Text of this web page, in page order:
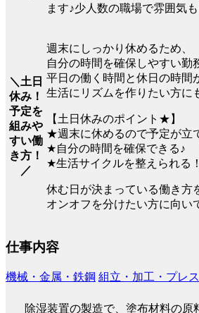
ます♪少人数の職場で雰囲気も
＼土日
休み！
予定を
組みや
すい働
き方！
／
週末にしっかり休めるため、
自分の時間を確保しやすい勤
平日の働く時間と休日の時間
生活にリズムを作りたい方に
【土日休みのポイント★】
★週末に休めるので予定が立
★自分の時間を確保できる♪
★生活サイクルを整えられる！
休む日が決まっている働き方
オンオフを分けたい方に向い
仕事内容
機械・金属・鉄鋼 組立・加工・プレス
除湿装置の製造で、塗布材料の原